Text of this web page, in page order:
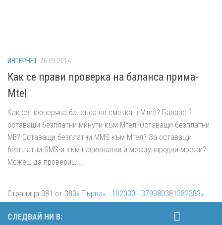
ИНТЕРНЕТ 26.09.2014
Как се прави проверка на баланса прима-
Mtel
Как се проверява баланса по сметка в Мтел? Баланс ?
оставащи безплатни минути към Мтел?Оставащи безплатни
MВ? Оставащи безплатни MMS към Мтел? За оставащи
безплатни SMS-и към национални и международни мрежи?
Можеш да провериш...
Страница 381 от 383« Първа»...102030...379380381 382383»
СЛЕДВАЙ НИ В: